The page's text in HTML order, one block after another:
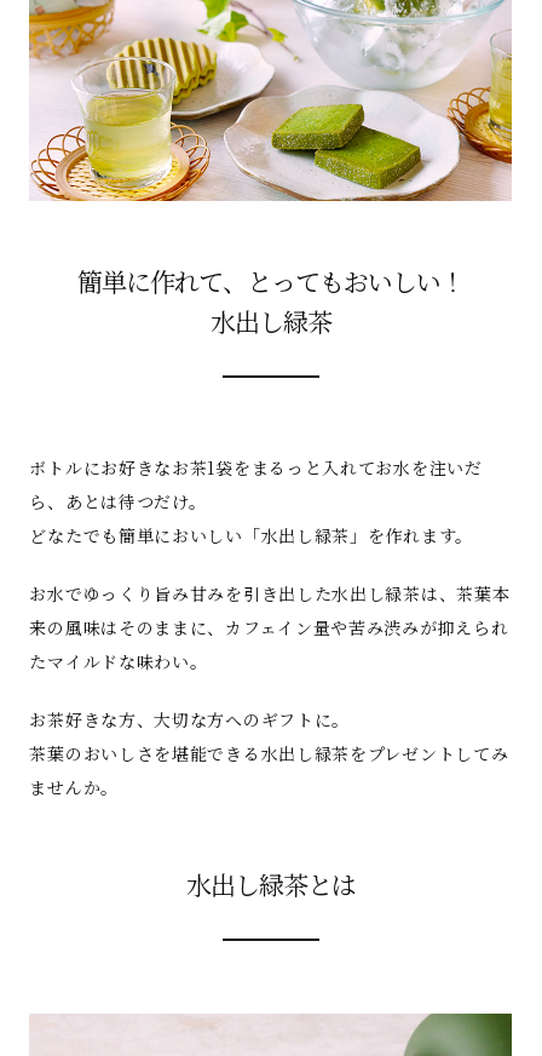
簡単に作れて、とってもおいしい！
水出し緑茶
ボトルにお好きなお茶1袋をまるっと入れてお水を注いだ
ら、あとは待つだけ。
どなたでも簡単においしい「水出し緑茶」を作れます。
お水でゆっくり旨み甘みを引き出した水出し緑茶は、茶葉本
来の風味はそのままに、カフェイン量や苦み渋みが抑えられ
たマイルドな味わい。
お茶好きな方、大切な方へのギフトに。
茶葉のおいしさを堪能できる水出し緑茶をプレゼントしてみ
ませんか。
水出し緑茶とは